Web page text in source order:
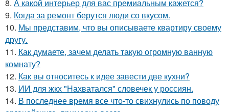
8. А какой интерьер для вас премиальным кажется?
9. Когда за ремонт берутся люди со вкусом.
10. Мы представим, что вы описываете квартиру своему
другу.
11. Как думаете, зачем делать такую огромную ванную
комнату?
12. Как вы относитесь к идее завести две кухни?
13. ИИ для жкх "Нахватался" словечек у россиян.
14. В последнее время все что-то свихнулись по поводу